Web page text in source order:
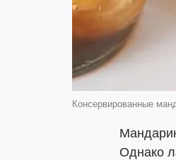
Консервированные
Однако